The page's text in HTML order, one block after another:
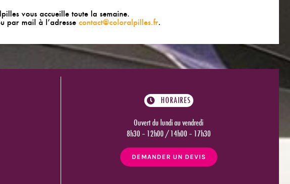
vous accueille toute la semaine.
par mail à l’adresse contact@coloralpilles.fr.
HORAIRES
Ouvert du lundi au vendredi
8h30 – 12h00 / 14h00 – 17h30
DEMANDER UN DEVIS